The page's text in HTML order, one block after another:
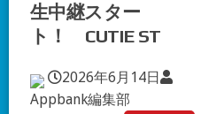
生中継スター
ト！ CUTIE ST
2026年6月14日
Appbank編集部